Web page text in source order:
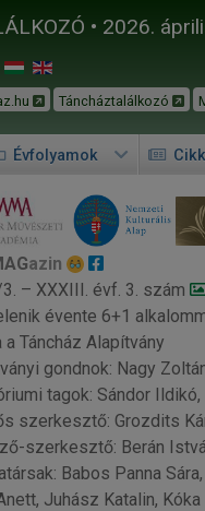
• 2026.
Táncháztalálkozó
Évfolyamok
azin
– XXXIII. évf. 3. szám
évente 6+1
a Táncház Alapítvány
gondnok: Nagy
tagok: Sándor Ildikó,
szerkesztő: Grozdits
szerkesztő: Berán
Babos Panna
Juhász Katalin,